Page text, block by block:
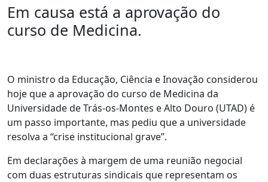
Em causa está a aprovação do
curso de Medicina.
O ministro da Educação, Ciência e Inovação considerou
hoje que a aprovação do curso de Medicina da
Universidade de Trás-os-Montes e Alto Douro (UTAD) é
um passo importante, mas pediu que a universidade
resolva a “crise institucional grave”.
Em declarações à margem de uma reunião negocial
com duas estruturas sindicais que representam os